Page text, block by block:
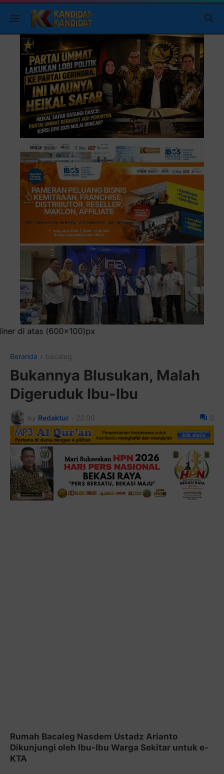
Beranda bacaleg
Bukannya Blusukan, Malah
Digeruduk Ibu-Ibu
by Redaktur - 22.00 0
Rumah Bacaleg Nasdem Ustadz Arianto
Dikunjungi oleh Ibu-Ibu Warga Sekitar untuk e-
KTA